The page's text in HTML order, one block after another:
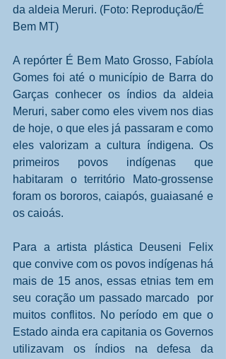
da aldeia Meruri. (Foto: Reprodução/É
Bem MT)
A repórter É Bem Mato Grosso, Fabíola
Gomes foi até o município de Barra do
Garças conhecer os índios da aldeia
Meruri, saber como eles vivem nos dias
de hoje, o que eles já passaram e como
eles valorizam a cultura índigena. Os
primeiros povos indígenas que
habitaram o território Mato-grossense
foram os bororos, caiapós, guaiasané e
os caioás.
Para a artista plástica Deuseni Felix
que convive com os povos indígenas há
mais de 15 anos, essas etnias tem em
seu coração um passado marcado  por
muitos conflitos. No período em que o
Estado ainda era capitania os Governos
utilizavam os índios na defesa da